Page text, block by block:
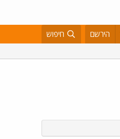
הירשם חיפוש